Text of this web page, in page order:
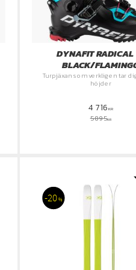
DYNAFIT RADICAL
BLACK/
Turpjäxan som verkligen tar
höjder
4 716KR
5 895KR
20 %